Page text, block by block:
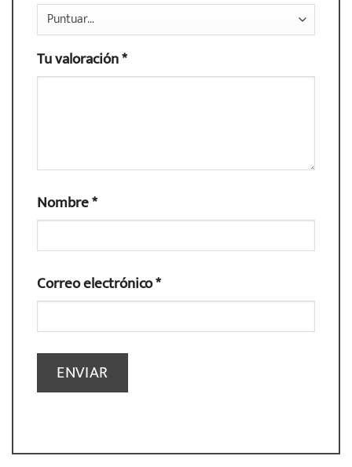
Tu valoración*
Nombre*
Correo electrónico*